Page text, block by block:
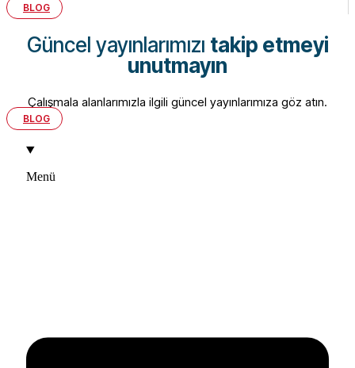
BLOG
Güncel yayınlarımızı takip etmeyi
unutmayın
Çalışmala alanlarımızla ilgili güncel yayınlarımıza göz atın.
BLOG
Menü